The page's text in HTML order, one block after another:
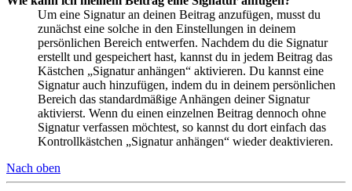
Um eine Signatur an deinen Beitrag anzufügen, musst du
zunächst eine solche in den Einstellungen in deinem
persönlichen Bereich entwerfen. Nachdem du die Signatur
erstellt und gespeichert hast, kannst du in jedem Beitrag das
Kästchen „Signatur anhängen“ aktivieren. Du kannst eine
Signatur auch hinzufügen, indem du in deinem persönlichen
Bereich das standardmäßige Anhängen deiner Signatur
aktivierst. Wenn du einen einzelnen Beitrag dennoch ohne
Signatur verfassen möchtest, so kannst du dort einfach das
Kontrollkästchen „Signatur anhängen“ wieder deaktivieren.
Nach oben